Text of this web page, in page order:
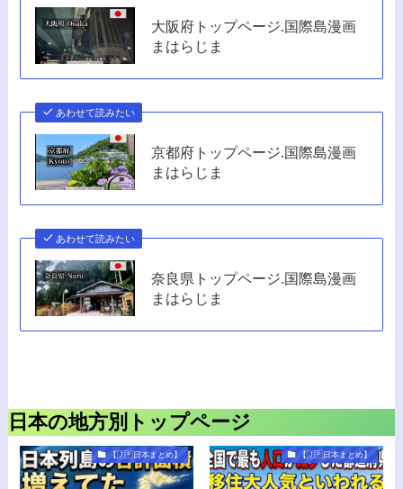
大阪府トップページ.国際島漫画
まはらじま
あわせて読みたい
京都府トップページ.国際島漫画
まはらじま
あわせて読みたい
奈良県トップページ.国際島漫画
まはらじま
日本の地方別トップページ
【🇯🇵日本まとめ】 【🇯🇵日本まとめ】